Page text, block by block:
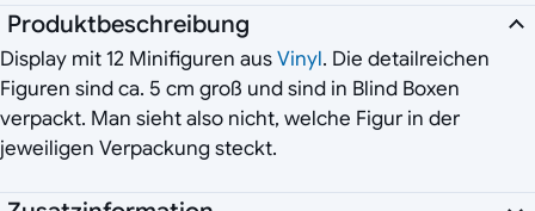
Produktbeschreibung
Display mit 12 Minifiguren ausVinyl. Die detailreichen
Figuren sind ca. 5 cm groß und sind in Blind Boxen
verpackt. Man sieht also nicht, welche Figur in der
jeweiligen Verpackung steckt.